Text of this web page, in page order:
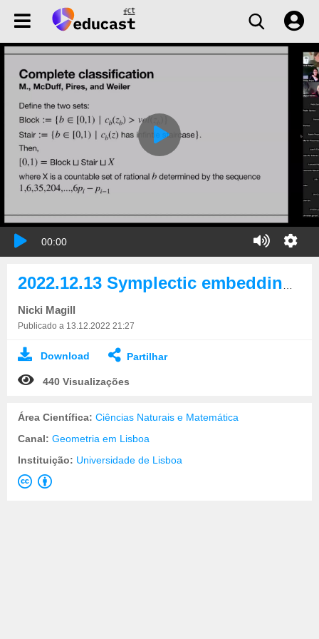
00:00
Nicki Magill
Publicado a 13.12.2022 21:27
Download Partilhar
440 Visualizações
Área Científica: Ciências Naturais e Matemática
Canal: Geometria em Lisboa
Instituição: Universidade de Lisboa